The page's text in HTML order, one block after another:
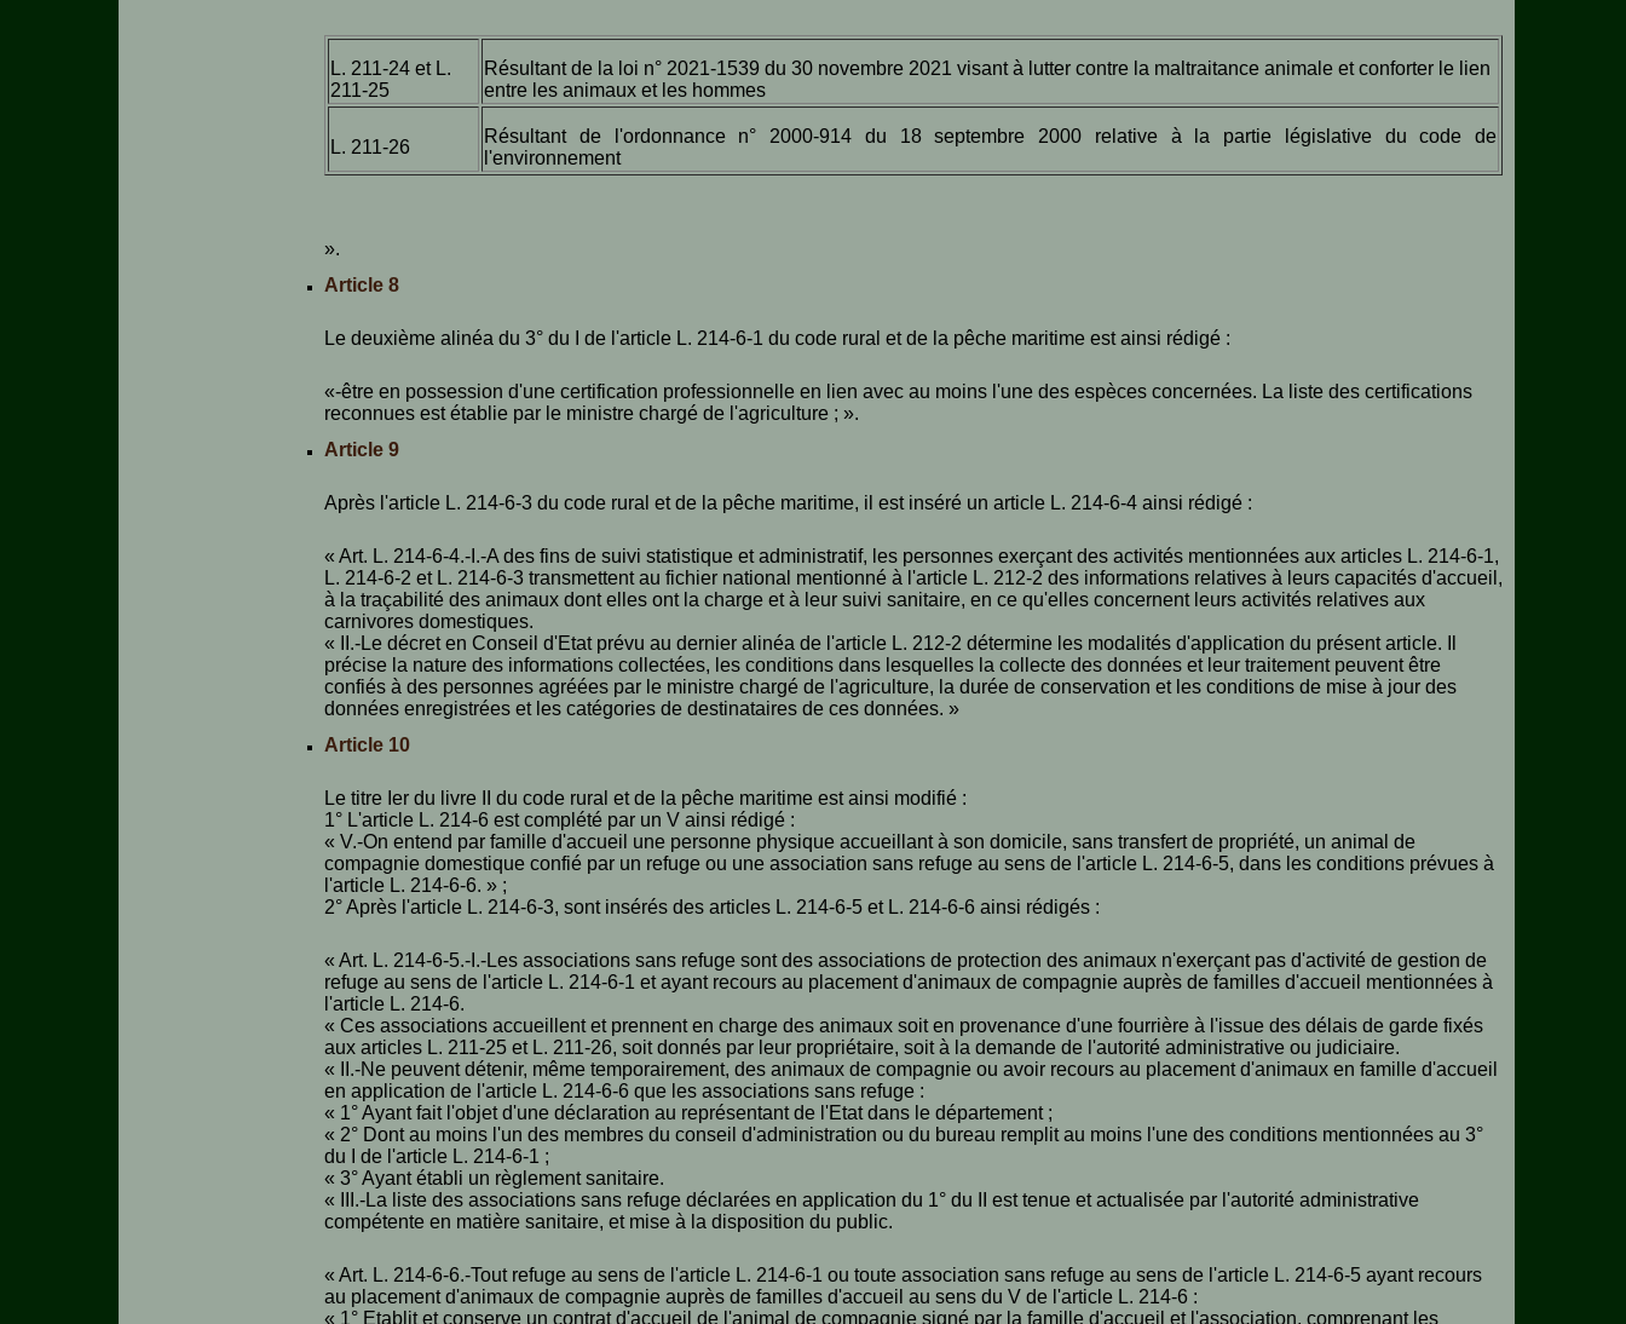
L. 211-24 et L.
211-25
Résultant de la loi n° 2021-1539 du 30 novembre 2021 visant à lutter contre la maltraitance animale et conforter le lien
entre les animaux et les hommes
L. 211-26
Résultant de l'ordonnance n° 2000-914 du 18 septembre 2000 relative à la partie législative du code de
l'environnement
».
Article 8
Le deuxième alinéa du 3° du I de l'article L. 214-6-1 du code rural et de la pêche maritime est ainsi rédigé :
«-être en possession d'une certification professionnelle en lien avec au moins l'une des espèces concernées. La liste des certifications
reconnues est établie par le ministre chargé de l'agriculture ; ».
Article 9
Après l'article L. 214-6-3 du code rural et de la pêche maritime, il est inséré un article L. 214-6-4 ainsi rédigé :
« Art. L. 214-6-4.-I.-A des fins de suivi statistique et administratif, les personnes exerçant des activités mentionnées aux articles L. 214-6-1,
L. 214-6-2 et L. 214-6-3 transmettent au fichier national mentionné à l'article L. 212-2 des informations relatives à leurs capacités d'accueil,
à la traçabilité des animaux dont elles ont la charge et à leur suivi sanitaire, en ce qu'elles concernent leurs activités relatives aux
carnivores domestiques.
« II.-Le décret en Conseil d'Etat prévu au dernier alinéa de l'article L. 212-2 détermine les modalités d'application du présent article. Il
précise la nature des informations collectées, les conditions dans lesquelles la collecte des données et leur traitement peuvent être
confiés à des personnes agréées par le ministre chargé de l'agriculture, la durée de conservation et les conditions de mise à jour des
données enregistrées et les catégories de destinataires de ces données. »
Article 10
Le titre Ier du livre II du code rural et de la pêche maritime est ainsi modifié :
1° L'article L. 214-6 est complété par un V ainsi rédigé :
« V.-On entend par famille d'accueil une personne physique accueillant à son domicile, sans transfert de propriété, un animal de
compagnie domestique confié par un refuge ou une association sans refuge au sens de l'article L. 214-6-5, dans les conditions prévues à
l'article L. 214-6-6. » ;
2° Après l'article L. 214-6-3, sont insérés des articles L. 214-6-5 et L. 214-6-6 ainsi rédigés :
« Art. L. 214-6-5.-I.-Les associations sans refuge sont des associations de protection des animaux n'exerçant pas d'activité de gestion de
refuge au sens de l'article L. 214-6-1 et ayant recours au placement d'animaux de compagnie auprès de familles d'accueil mentionnées à
l'article L. 214-6.
« Ces associations accueillent et prennent en charge des animaux soit en provenance d'une fourrière à l'issue des délais de garde fixés
aux articles L. 211-25 et L. 211-26, soit donnés par leur propriétaire, soit à la demande de l'autorité administrative ou judiciaire.
« II.-Ne peuvent détenir, même temporairement, des animaux de compagnie ou avoir recours au placement d'animaux en famille d'accueil
en application de l'article L. 214-6-6 que les associations sans refuge :
« 1° Ayant fait l'objet d'une déclaration au représentant de l'Etat dans le département ;
« 2° Dont au moins l'un des membres du conseil d'administration ou du bureau remplit au moins l'une des conditions mentionnées au 3°
du I de l'article L. 214-6-1 ;
« 3° Ayant établi un règlement sanitaire.
« III.-La liste des associations sans refuge déclarées en application du 1° du II est tenue et actualisée par l'autorité administrative
compétente en matière sanitaire, et mise à la disposition du public.
« Art. L. 214-6-6.-Tout refuge au sens de l'article L. 214-6-1 ou toute association sans refuge au sens de l'article L. 214-6-5 ayant recours
au placement d'animaux de compagnie auprès de familles d'accueil au sens du V de l'article L. 214-6 :
« 1° Etablit et conserve un contrat d'accueil de l'animal de compagnie signé par la famille d'accueil et l'association, comprenant les